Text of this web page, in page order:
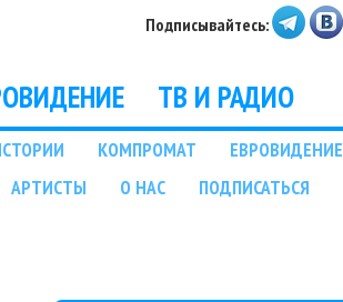
Подписывайтесь:
ТВ И РАДИО
КОМПРОМАТ ЕВРОВИДЕНИЕ
АРТИСТЫ О НАС ПОДПИСАТЬСЯ